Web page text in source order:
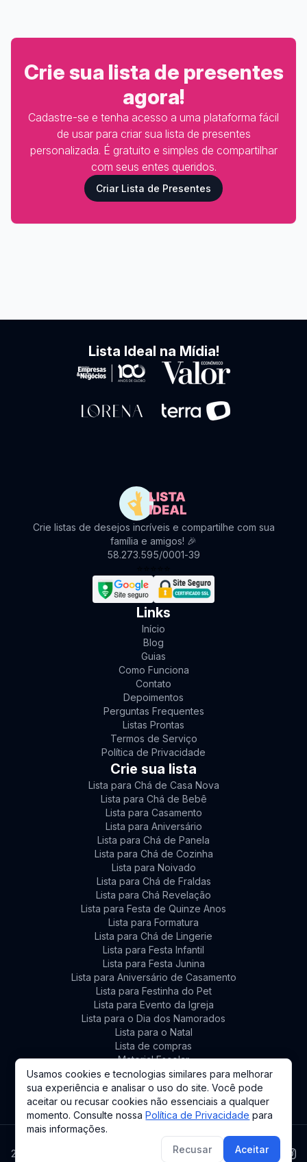
Crie sua lista de presentes
agora!
Cadastre-se e tenha acesso a uma plataforma fácil
de usar para criar sua lista de presentes
personalizada. É gratuito e simples de compartilhar
com seus entes queridos.
Criar Lista de Presentes
Lista Ideal na Mídia!
Crie listas de desejos incríveis e compartilhe com sua
família e amigos! 🎉
58.273.595/0001-39
Links
Início
Blog
Guias
Como Funciona
Contato
Depoimentos
Perguntas Frequentes
Listas Prontas
Termos de Serviço
Política de Privacidade
Crie sua lista
Lista para Chá de Casa Nova
Lista para Chá de Bebê
Lista para Casamento
Lista para Aniversário
Lista para Chá de Panela
Lista para Chá de Cozinha
Lista para Noivado
Lista para Chá de Fraldas
Lista para Chá Revelação
Lista para Festa de Quinze Anos
Lista para Formatura
Lista para Chá de Lingerie
Lista para Festa Infantil
Lista para Festa Junina
Lista para Aniversário de Casamento
Lista para Festinha do Pet
Lista para Evento da Igreja
Lista para o Dia dos Namorados
Lista para o Natal
Lista de compras
Material Escolar
Lista de Presentes Personalizada
2026. Todos os direitos reservados.
Usamos cookies e tecnologias similares para melhorar
sua experiência e analisar o uso do site. Você pode
aceitar ou recusar cookies não essenciais a qualquer
momento. Consulte nossaPolítica de Privacidade para
mais informações.
Recusar
Aceitar